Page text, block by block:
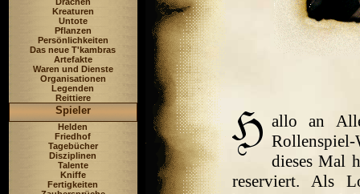
Kreaturen
Untote
Pflanzen
Persönlichkeiten
Das neue T'kambras
Artefakte
Waren und Dienste
Organisationen
Legenden
Reittiere
Spieler
Helden
Friedhof
Tagebücher
Disziplinen
Talente
Kniffe
Fertigkeiten
allo an
Rollenspiel-
dieses Mal
reserviert. Als